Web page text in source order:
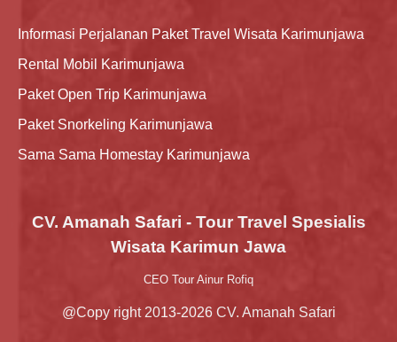
Informasi Perjalanan Paket Travel Wisata Karimunjawa
Rental Mobil Karimunjawa
Paket Open Trip Karimunjawa
Paket Snorkeling Karimunjawa
Sama Sama Homestay Karimunjawa
CV. Amanah Safari - Tour Travel Spesialis
Wisata Karimun Jawa
CEO Tour Ainur Rofiq
@Copy right 2013-2026 CV. Amanah Safari